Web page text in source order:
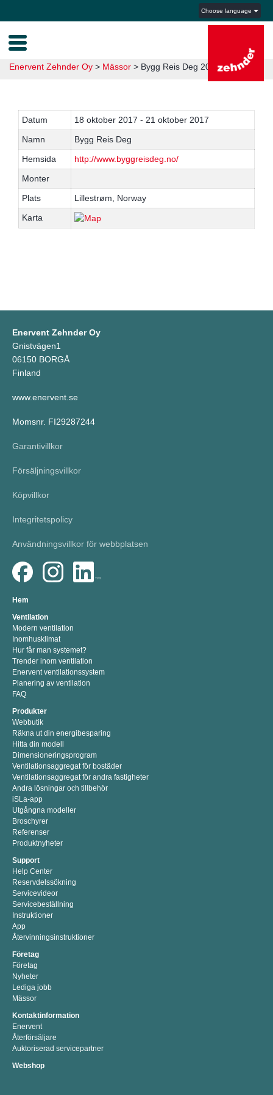
Choose language
Enervent Zehnder Oy > Mässor > Bygg Reis Deg 2017
Datum
18 oktober 2017 - 21 oktober 2017
Namn
Bygg Reis Deg
Hemsida
http://www.byggreisdeg.no/
Monter
Plats
Lillestrøm, Norway
Karta
Enervent Zehnder Oy
Gnistvägen1
06150 BORGÅ
Finland
www.enervent.se
Momsnr. FI29287244
Garantivillkor
Försäljningsvillkor
Köpvillkor
Integritetspolicy
Användningsvillkor för webbplatsen
Hem
Ventilation
Modern ventilation
Inomhusklimat
Hur får man systemet?
Trender inom ventilation
Enervent ventilationssystem
Planering av ventilation
FAQ
Produkter
Webbutik
Räkna ut din energibesparing
Hitta din modell
Dimensioneringsprogram
Ventilationsaggregat för bostäder
Ventilationsaggregat för andra fastigheter
Andra lösningar och tillbehör
iSLa-app
Utgångna modeller
Broschyrer
Referenser
Produktnyheter
Support
Help Center
Reservdelssökning
Servicevideor
Servicebeställning
Instruktioner
App
Återvinningsinstruktioner
Företag
Företag
Nyheter
Lediga jobb
Mässor
Kontaktinformation
Enervent
Återförsäljare
Auktoriserad servicepartner
Webshop